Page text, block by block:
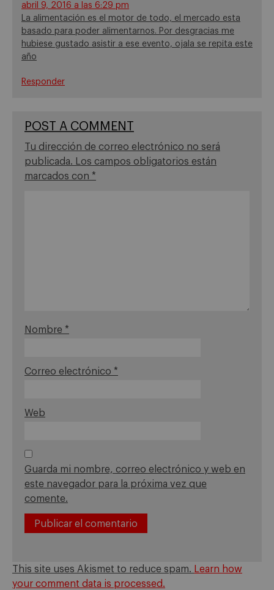
abril 9, 2016 a las 6:29 pm
La alimentación es el motor de todo, el mercado esta
basado para poder alimentarnos. Por desgracias me
hubiese gustado asistir a ese evento, ojala se repita este
año
Responder
POST A COMMENT
Tu dirección de correo electrónico no será
publicada.
Los campos obligatorios están
marcados con *
Nombre *
Correo electrónico *
Web
Guarda mi nombre, correo electrónico y web en
este navegador para la próxima vez que
comente.
This site uses Akismet to reduce spam. Learn how
your comment data is processed.